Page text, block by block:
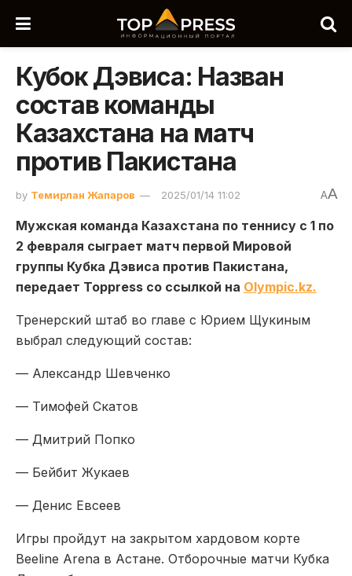
Кубок Дэвиса: Назван
состав команды
Казахстана на матч
против Пакистана
by Темирлан Жапаров 2025/01/14 11:02 AA
Мужская команда Казахстана по теннису с 1 по
2 февраля сыграет матч первой Мировой
группы Кубка Дэвиса против Пакистана,
передает Toppress со ссылкой на Оlympic.kz.
Тренерский штаб во главе с Юрием Щукиным
выбрал следующий состав:
— Александр Шевченко
— Тимофей Скатов
— Дмитрий Попко
— Бейбит Жукаев
— Денис Евсеев
Игры пройдут на закрытом хардовом корте
Beeline Arena в Астане. Отборочные матчи Кубка